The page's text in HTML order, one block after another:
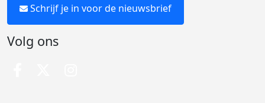
Schrijf je in voor de nieuwsbrief
Volg ons